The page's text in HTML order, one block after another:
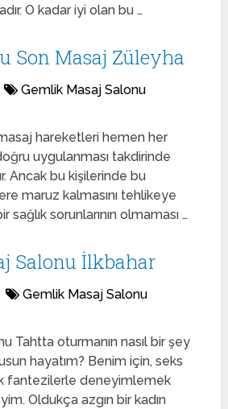
O kadar iyi olan bu …
Son Masaj Züleyha
Gemlik Masaj Salonu
hareketleri hemen her
uygulanması takdirinde
Ancak bu kişilerinde bu
maruz kalmasını tehlikeye
sağlık sorunlarının olmaması …
Salonu İlkbahar
Gemlik Masaj Salonu
Tahtta oturmanın nasıl bir şey
hayatım? Benim için, seks
fantezilerle deneyimlemek
Oldukça azgın bir kadın